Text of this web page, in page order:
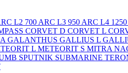
L2 700 ARC L3 950 ARC L4 1250
CORVET D CORVET L
GALANTHUS GALLIUS L
L METEORIT S MITRA
SPUTNIK SUBMARINE